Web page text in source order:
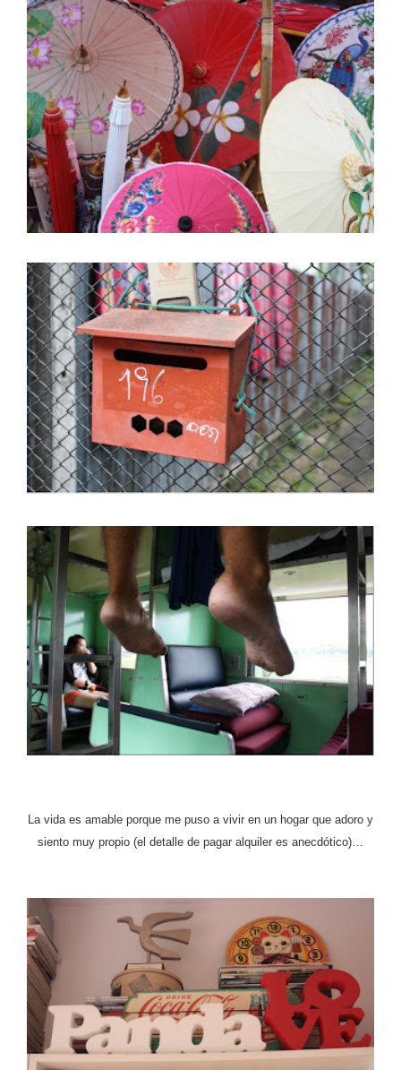
La vida es amable porque me puso a vivir en un hogar que adoro y
siento muy propio (el detalle de pagar alquiler es anecdótico)…